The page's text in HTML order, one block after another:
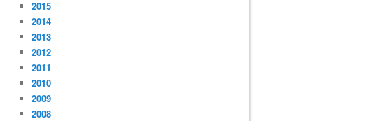
2015
2014
2013
2012
2011
2010
2009
2008